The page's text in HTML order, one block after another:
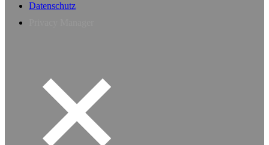
Datenschutz